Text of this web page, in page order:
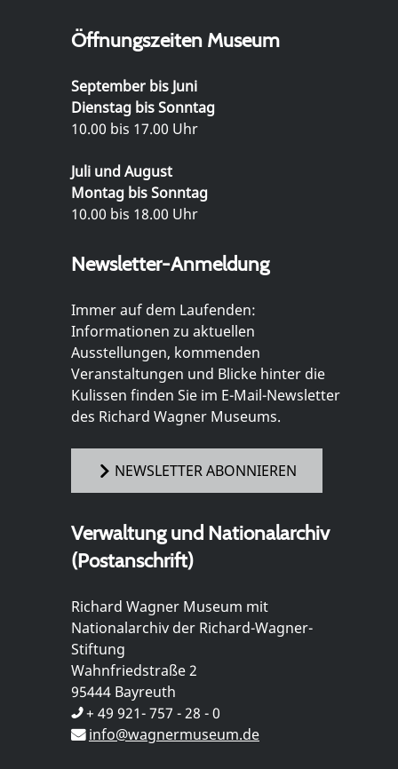
Öffnungszeiten Museum
September bis Juni
Dienstag bis Sonntag
10.00 bis 17.00 Uhr
Juli und August
Montag bis Sonntag
10.00 bis 18.00 Uhr
Newsletter-Anmeldung
Immer auf dem Laufenden:
Informationen zu aktuellen
Ausstellungen, kommenden
Veranstaltungen und Blicke hinter die
Kulissen finden Sie im E-Mail-Newsletter
des Richard Wagner Museums.
NEWSLETTER ABONNIEREN
Verwaltung und Nationalarchiv
(Postanschrift)
Richard Wagner Museum mit
Nationalarchiv der Richard-Wagner-
Stiftung
Wahnfriedstraße 2
95444 Bayreuth
+ 49 921- 757 - 28 - 0
info@wagnermuseum.de